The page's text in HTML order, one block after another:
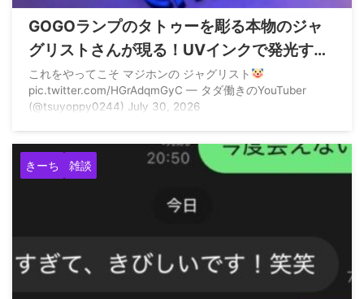
GOGOランプのタトゥーを彫る本物のジャ
グリストさんが現る！UVインクで発光する
模様
これをやってこそ マジホンの ジャグリスト
pic.twitter.com/HGrAdqmGyC — タダ働きのYouTuber
(@tsuyoppy0244) July 30, 2026
きーち 雑談